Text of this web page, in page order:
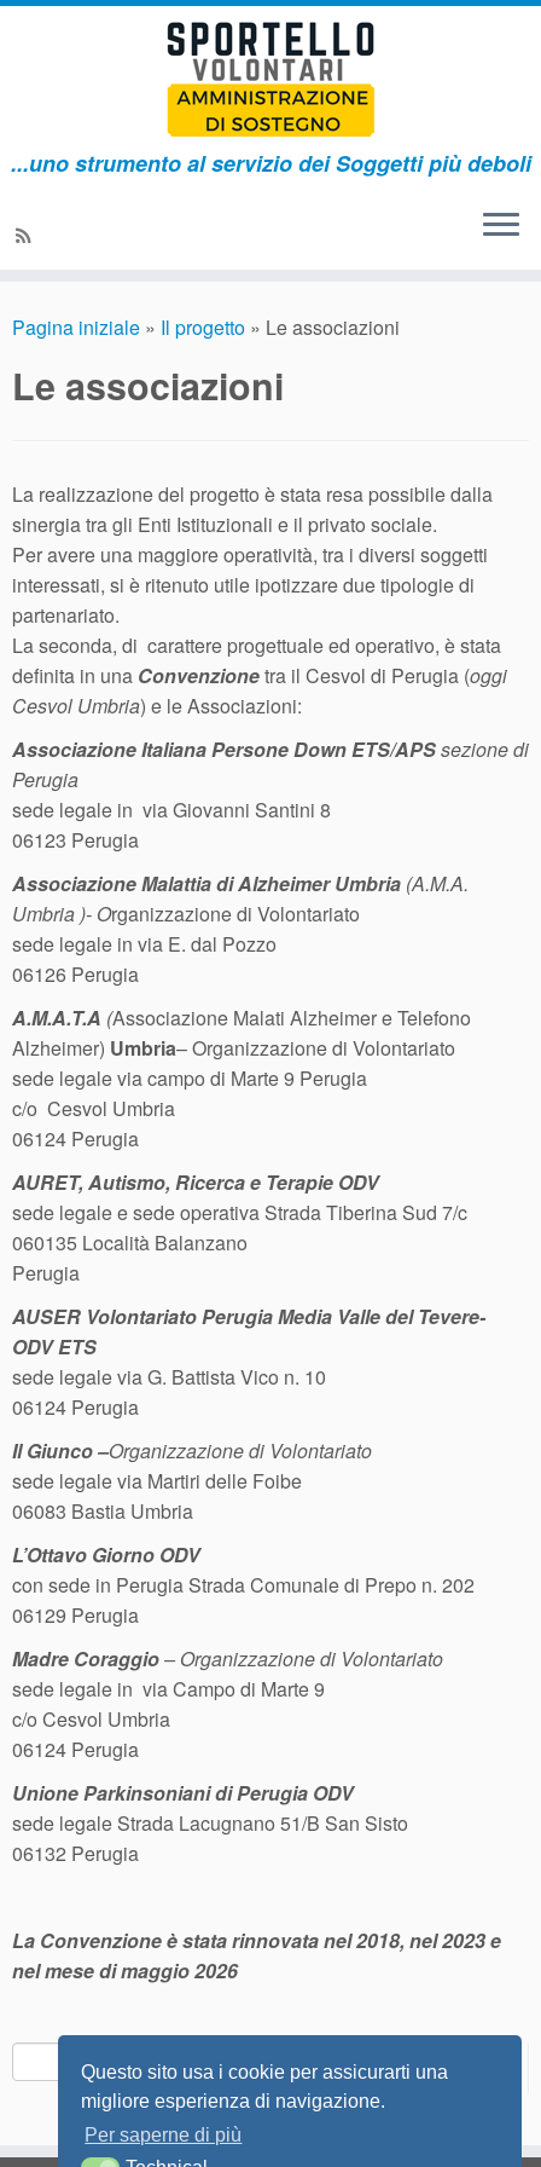
...uno strumento al servizio dei Soggetti più deboli
Pagina iniziale » Il progetto » Le associazioni
Le associazioni
La realizzazione del progetto è stata resa possibile dalla
sinergia tra gli Enti Istituzionali e il privato sociale.
Per avere una maggiore operatività, tra i diversi soggetti
interessati, si è ritenuto utile ipotizzare due tipologie di
partenariato.
La seconda, di carattere progettuale ed operativo, è stata
definita in una Convenzionetra il Cesvol di Perugia (oggi
Cesvol Umbria) e le Associazioni:
Associazione Italiana Persone Down ETS/APSsezione di
Perugia
sede legale in via Giovanni Santini 8
06123 Perugia
Associazione Malattia di Alzheimer Umbria (A.M.A.
Umbria )- Organizzazione di Volontariato
sede legale in via E. dal Pozzo
06126 Perugia
A.M.A.T.A (Associazione Malati Alzheimer e Telefono
Alzheimer) Umbria– Organizzazione di Volontariato
sede legale via campo di Marte 9 Perugia
c/o Cesvol Umbria
06124 Perugia
AURET, Autismo, Ricerca e Terapie ODV
sede legale e sede operativa Strada Tiberina Sud 7/c
060135 Località Balanzano
Perugia
AUSER Volontariato Perugia Media Valle del Tevere-
ODV ETS
sede legale via G. Battista Vico n. 10
06124 Perugia
Il Giunco –Organizzazione di Volontariato
sede legale via Martiri delle Foibe
06083 Bastia Umbria
L’Ottavo Giorno ODV
con sede in Perugia Strada Comunale di Prepo n. 202
06129 Perugia
Madre Coraggio– Organizzazione di Volontariato
sede legale in via Campo di Marte 9
c/o Cesvol Umbria
06124 Perugia
Unione Parkinsoniani di Perugia ODV
sede legale Strada Lacugnano 51/B San Sisto
06132 Perugia
La Convenzione è stata rinnovata nel 2018, nel 2023 e
nel mese di maggio 2026
per:
Questo sito usa i cookie per assicurarti una
migliore esperienza di navigazione.
Per saperne di più